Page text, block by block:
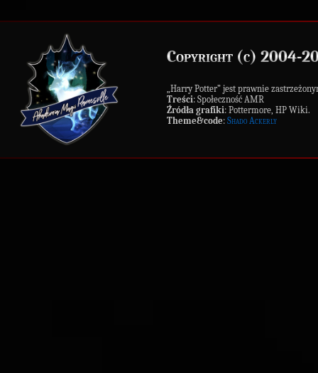
Copyright (c) 2004-
„Harry Potter” jest prawnie
Treści: Społeczność AMR
Źródła grafiki: Pottermore, HP Wiki.
Theme&code: Shado Ackerly